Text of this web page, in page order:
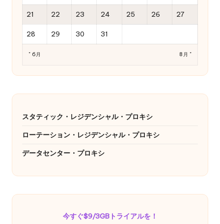
21 22 23 24 25 26 27
28 29 30 31
" 6月 8月 "
スタティック・レジデンシャル・プロキシ
ローテーション・レジデンシャル・プロキシ
データセンター・プロキシ
今すぐ$9/3GBトライアルを！